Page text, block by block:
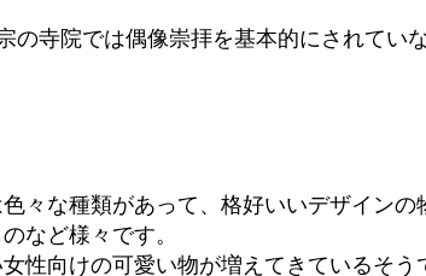
の寺院では偶像崇拝を基本的にされてい
々な種類があって、格好いいデザインの
など様々です。
性向けの可愛い物が増えてきているそう